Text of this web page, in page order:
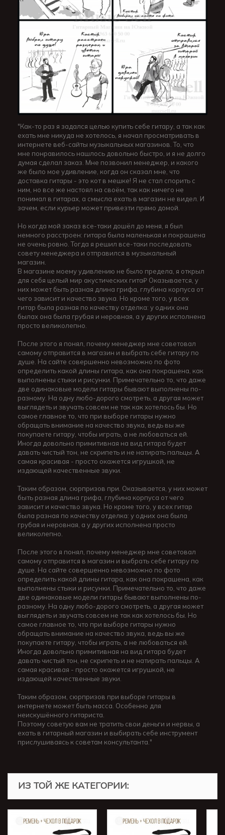
"Как-то раз я задался целью купить себе гитару, а так как
ехать мне никуда не хотелось, я начал просматривать в
интернете веб-сайты музыкальных магазинов. То, что
мне понравилось нашлось довольно быстро, и я не долго
думая сделал заказ. Мне позвонил менеджер, и какого
же было мое удивление, когда он сказал мне, что
доставка гитары - это кот в мешке! Я не стал спорить с
ним, но все же настоял на своём, так как ничего не
понимал в гитарах, а смысла ехать в магазин не видел. И
зачем, если курьер может привезти прямо домой.
Но когда мой заказ все-таки дошёл до меня, я был
немного расстроен: гитара была маленькая и покрашена
не очень ровно. Тогда я решил все-таки последовать
совету менеджера и отправился в музыкальный
магазин.
В магазине моему удивлению не было предела, я открыл
для себя целый мир акустических гита₽ Оказывается, у
них может быть разная длина грифа, глубина корпуса от
чего зависит и качество звука. Но кроме того, у всех
гитар была разная по качеству отделка: у одних она
былах она была грубая и неровная, а у других исполнена
просто великолепно.
После этого я понял, почему менеджер мне советовал
самому отправится в магазин и выбрать себе гитару по
душе. На сайте совершенно невозможно по фото
определить какой длины гитара, как она покрашена, как
выполнены стыки и рисунки. Примечательно то, что даже
две одинаковые модели гитары бывают выполнены по-
разному. На одну любо-дорого смотреть, а другая может
выглядеть и звучать совсем не так как хотелось бы. Но
самое главное то, что при выборе гитары нужно
обращать внимание на качество звука, ведь вы же
покупаете гитару, чтобы играть, а не любоваться ей.
Иногда довольно примитивная на вид гитара будет
давать чистый тон, не скрипеть и не натирать пальцы. А
самая красивая - просто окажется игрушкой, не
издающей качественные звуки.
Таким образом, сюрпризов при. Оказывается, у них может
быть разная длина грифа, глубина корпуса от чего
зависит и качество звука. Но кроме того, у всех гитар
была разная по качеству отделка: у одних она была
грубая и неровная, а у других исполнена просто
великолепно.
После этого я понял, почему менеджер мне советовал
самому отправится в магазин и выбрать себе гитару по
душе. На сайте совершенно невозможно по фото
определить какой длины гитара, как она покрашена, как
выполнены стыки и рисунки. Примечательно то, что даже
две одинаковые модели гитары бывают выполнены по-
разному. На одну любо-дорого смотреть, а другая может
выглядеть и звучать совсем не так как хотелось бы. Но
самое главное то, что при выборе гитары нужно
обращать внимание на качество звука, ведь вы же
покупаете гитару, чтобы играть, а не любоваться ей.
Иногда довольно примитивная на вид гитара будет
давать чистый тон, не скрипеть и не натирать пальцы. А
самая красивая - просто окажется игрушкой, не
издающей качественные звуки.
Таким образом, сюрпризов при выборе гитары в
интернете может быть масса. Особенно для
неискушённого гитариста.
Поэтому советую вам не тратить свои деньги и нервы, а
ехать в гитарный магазин и выбирать себе инструмент
прислушиваясь к советам консультанта."
ИЗ ТОЙ ЖЕ КАТЕГОРИИ: